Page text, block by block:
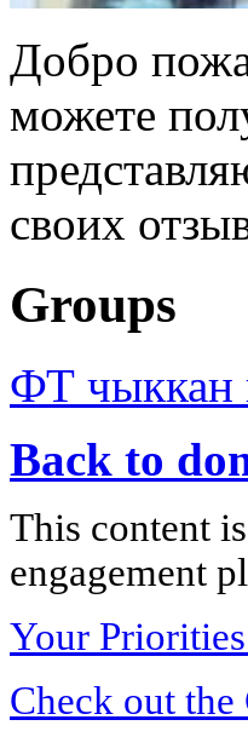
Добро
можете
своих
Groups
ФТ чыккан
Back to
This content
engagement
Your
Check out